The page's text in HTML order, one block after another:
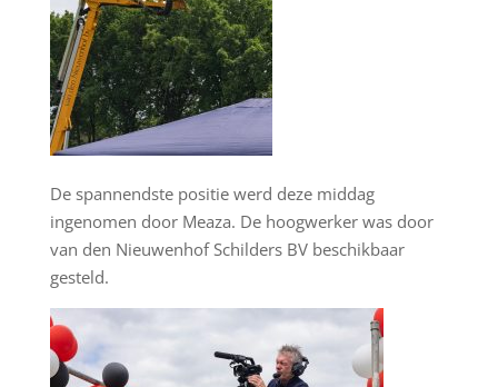
De spannendste positie werd deze middag
ingenomen door Meaza. De hoogwerker was door
van den Nieuwenhof Schilders BV beschikbaar
gesteld.